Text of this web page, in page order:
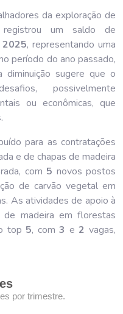
da exploração de
um saldo de
2025, representando uma
período do ano passado,
diminuição sugere que o
possivelmente
ou econômicas, que
para as contratações
e de chapas de madeira
com 5 novos postos
de carvão vegetal em
As atividades de apoio à
madeira em florestas
top 5, com3 e2 vagas,
por trimestre.